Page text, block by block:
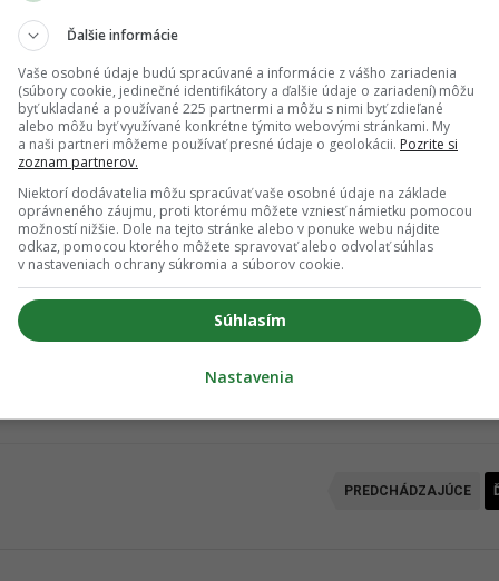
alebo si urob vlastný prieskum možností, ako
by si mala využiť na nejakú príjemnú športovú aktivitu.
tvoje telo ti poďakuje za poriadnu dávku endorfínov.
Google odporúčaní
Pridať ako preferovaný zdroj
Odzadu, odkaz sa otvorí v novom okne
článku nájdeš na ďalšej strane.
PREDCHÁDZAJÚCE
Ďalšie informácie
Vaše osobné údaje budú spracúvané a informácie z vášho zariadenia
(súbory cookie, jedinečné identifikátory a ďalšie údaje o zariadení) môžu
byť ukladané a používané 225 partnermi a môžu s nimi byť zdieľané
alebo môžu byť využívané konkrétne týmito webovými stránkami. My
a naši partneri môžeme používať presné údaje o geolokácii. Pozrite si
zoznam partnerov.
Niektorí dodávatelia môžu spracúvať vaše osobné údaje na základe
oprávneného záujmu, proti ktorému môžete vzniesť námietku pomocou
možností nižšie. Dole na tejto stránke alebo v ponuke webu nájdite
odkaz, pomocou ktorého môžete spravovať alebo odvolať súhlas
v nastaveniach ochrany súkromia a súborov cookie.
Súhlasím
Nastavenia